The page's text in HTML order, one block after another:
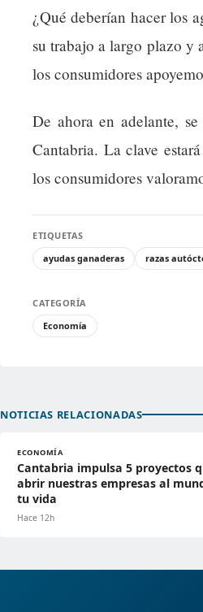
¿Qué deberían hacer los
su trabajo a largo plazo y
los consumidores
De ahora en adelante,
Cantabria. La clave
los consumidores
ETIQUETAS
ayudas ganaderas
razas
CATEGORÍA
Economía
NOTICIAS RELACIONADAS
ECONOMÍA
Cantabria impulsa 5 proyectos
abrir nuestras empresas al
tu vida
Hace 12h